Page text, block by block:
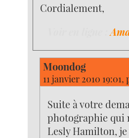
Cordialement,
Voir en ligne :
Moondog
11 janvier 2010 19:01,
Suite à votre
photographie qui
Lesly Hamilton,